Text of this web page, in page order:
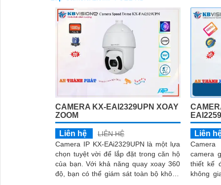
CAMERA KX-EAI2329UPN XOAY
ZOOM
Liên hệ
LIÊN HỆ
Camera IP KX-EAi2329UPN là một lựa
chọn tuyệt vời để lắp đặt trong căn hộ
của bạn. Với khả năng quay xoay 360
độ, bạn có thể giám sát toàn bộ không
Liên
Camera
camera
thiết kế
không gian rộng.